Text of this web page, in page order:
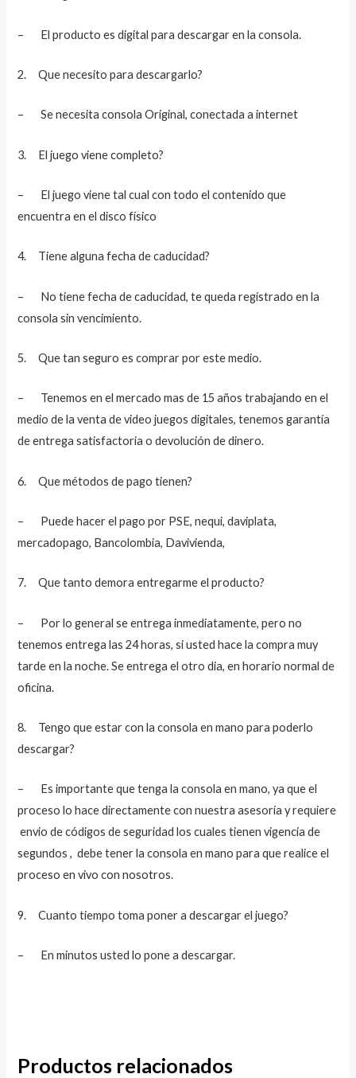
– El producto es digital para descargar en la consola.
2. Que necesito para descargarlo?
– Se necesita consola Original, conectada a internet
3. El juego viene completo?
– El juego viene tal cual con todo el contenido que
encuentra en el disco físico
4. Tiene alguna fecha de caducidad?
– No tiene fecha de caducidad, te queda registrado en la
consola sin vencimiento.
5. Que tan seguro es comprar por este medio.
– Tenemos en el mercado mas de 15 años trabajando en el
medio de la venta de video juegos digitales, tenemos garantía
de entrega satisfactoria o devolución de dinero.
6. Que métodos de pago tienen?
– Puede hacer el pago por PSE, nequi, daviplata,
mercadopago, Bancolombia, Davivienda,
7. Que tanto demora entregarme el producto?
– Por lo general se entrega inmediatamente, pero no
tenemos entrega las 24 horas, si usted hace la compra muy
tarde en la noche. Se entrega el otro dia, en horario normal de
oficina.
8. Tengo que estar con la consola en mano para poderlo
descargar?
– Es importante que tenga la consola en mano, ya que el
proceso lo hace directamente con nuestra asesoría y requiere
envio de códigos de seguridad los cuales tienen vigencia de
segundos , debe tener la consola en mano para que realice el
proceso en vivo con nosotros.
9. Cuanto tiempo toma poner a descargar el juego?
– En minutos usted lo pone a descargar.
Productos relacionados